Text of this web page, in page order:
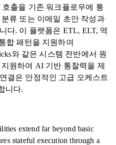
출을 기존 워크플로우에 통
류 또는 이메일 초안 작성과
다. 이 플랫폼은 ETL, ELT, 역
합 패턴을 지원하여
와 같은 시스템 전반에서 원
원하여 AI 기반 통찰력을 제
결은 안정적인 고급 오케스트
니다.
extend far beyond basic
stateful execution through a